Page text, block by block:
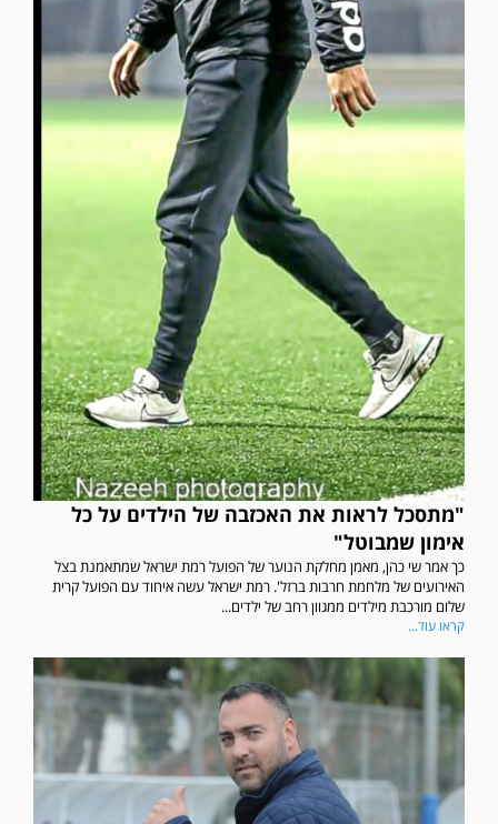
"מתסכל לראות את האכזבה של הילדים על כל
אימון שמבוטל"
כך אמר שי כהן, מאמן מחלקת הנוער של הפועל רמת ישראל שמתאמנת בצל
האירועים של מלחמת חרבות ברזל'. רמת ישראל עשה איחוד עם הפועל קרית
שלום מורכבת מילדים ממגוון רחב של ילדים...
קראו עוד...